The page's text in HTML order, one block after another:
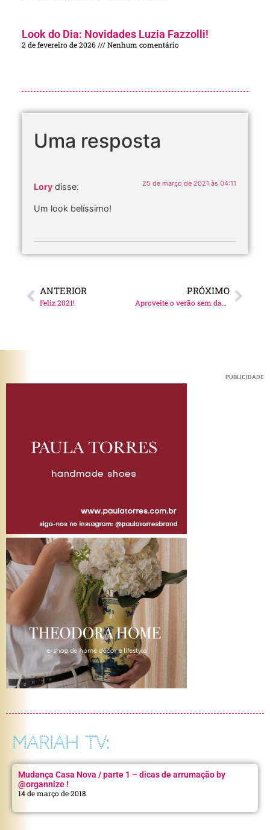
Look do Dia: Novidades Luzia Fazzolli!
2 de fevereiro de 2026 Nenhum comentário
Uma resposta
Lory disse: 25 de março de 2021 às 04:11
Um look belíssimo!
ANTERIOR
Feliz 2021!
PRÓXIMO
Aproveite o verão sem danificar os cabelos!
PUBLICIDADE
MARIAH TV:
Mudança Casa Nova / parte 1 – dicas de arrumação by
@organnize !
14 de março de 2018